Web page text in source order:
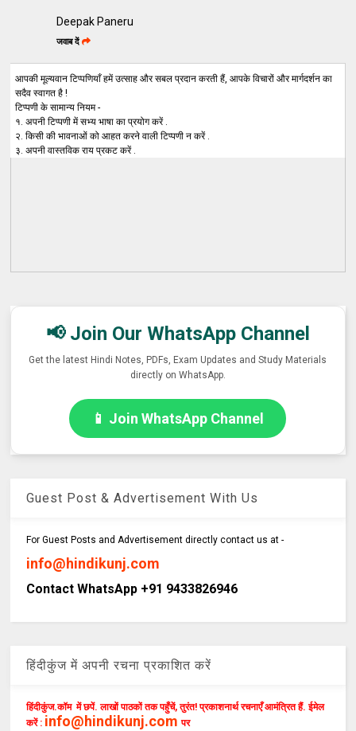
Deepak Paneru
जवाब दें
आपकी मूल्यवान टिप्पणियाँ हमें उत्साह और सबल प्रदान करती हैं, आपके विचारों और मार्गदर्शन का
सदैव स्वागत है !
टिप्पणी के सामान्य नियम -
१. अपनी टिप्पणी में सभ्य भाषा का प्रयोग करें .
२. किसी की भावनाओं को आहत करने वाली टिप्पणी न करें .
३. अपनी वास्तविक राय प्रकट करें .
📢 Join Our WhatsApp Channel
Get the latest Hindi Notes, PDFs, Exam Updates and Study Materials
directly on WhatsApp.
📱 Join WhatsApp Channel
Guest Post & Advertisement With Us
For Guest Posts and Advertisement directly contact us at -
info@hindikunj.com
Contact WhatsApp +91 9433826946
हिंदीकुंज में अपनी रचना प्रकाशित करें
हिंदीकुंज.कॉम में छपें. लाखों पाठकों तक पहुँचें, तुरंत! प्रकाशनार्थ रचनाएँ आमंत्रित हैं. ईमेल
करें : info@hindikunj.com पर